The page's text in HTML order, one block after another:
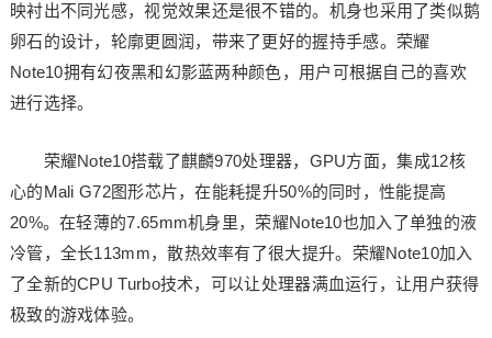
映衬出不同光感，视觉效果还是很不错的。机身也采用了类似鹅
卵石的设计，轮廓更圆润，带来了更好的握持手感。荣耀
Note10拥有幻夜黑和幻影蓝两种颜色，用户可根据自己的喜欢
进行选择。
荣耀Note10搭载了麒麟970处理器，GPU方面，集成12核
心的Mali G72图形芯片，在能耗提升50%的同时，性能提高
20%。在轻薄的7.65mm机身里，荣耀Note10也加入了单独的液
冷管，全长113mm，散热效率有了很大提升。荣耀Note10加入
了全新的CPU Turbo技术，可以让处理器满血运行，让用户获得
极致的游戏体验。